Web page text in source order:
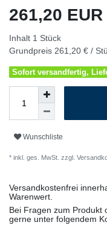
261,20 EUR
Inhalt 1 Stück
Grundpreis 261,20 € /
Sofort versandfertig,
Wunschliste
* inkl. ges. MwSt. zzgl.
Versandkostenfrei
Warenwert.
Bei Fragen zum Produkt
gerne unter folgendem